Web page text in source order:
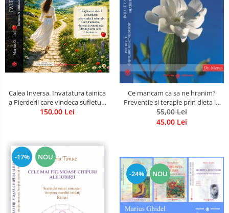
Calea Inversa. Invatatura tainica
a Pierderii care vindeca sufletul -
Cum Pierderea, durerea si
150,00 Lei
Ce mancam ca sa ne hranim?
Preventie si terapie prin dieta in
bolile cardiovasculare si in
diabetul zaharat
55,00 Lei
45,00 Lei
-17% NOU
-24% NOU